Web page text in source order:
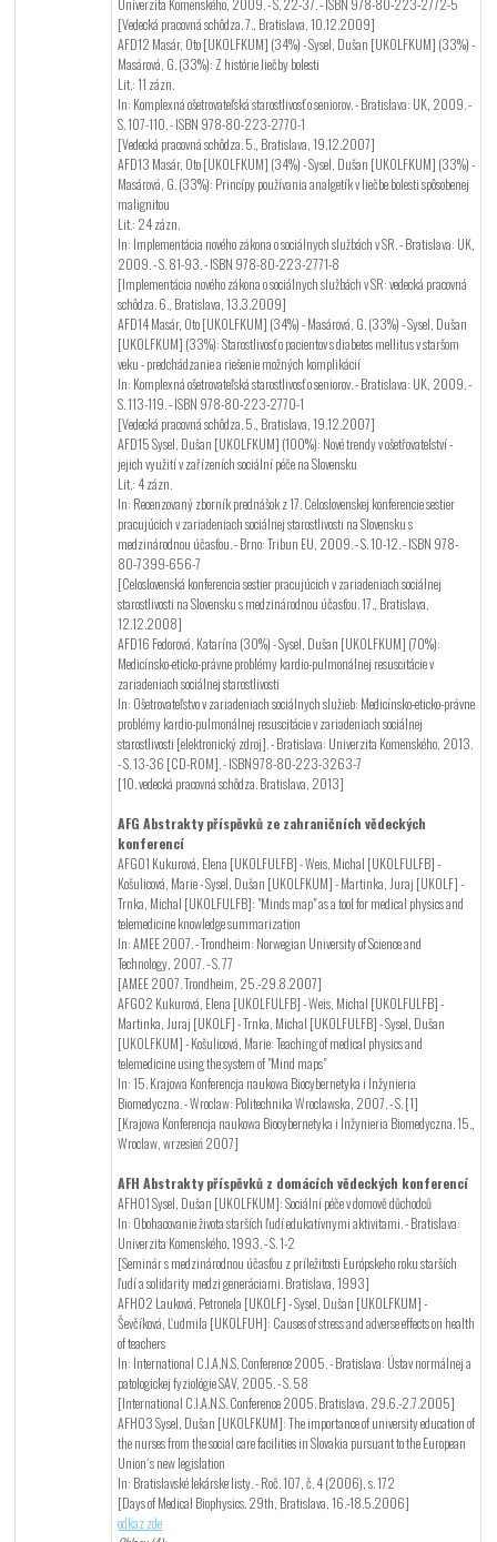
Univerzita Komenského, 2009. - S. 22-37. - ISBN 978-80-223-2772-5
[Vedecká pracovná schôdza. 7., Bratislava, 10.12.2009]
AFD12 Masár, Oto [UKOLFKUM] (34%) - Sysel, Dušan [UKOLFKUM] (33%) -
Masárová, G. (33%): Z histórie liečby bolesti
Lit.: 11 zázn.
In: Komplexná ošetrovateľská starostlivosť o seniorov. - Bratislava: UK, 2009. -
S. 107-110. - ISBN 978-80-223-2770-1
[Vedecká pracovná schôdza. 5., Bratislava, 19.12.2007]
AFD13 Masár, Oto [UKOLFKUM] (34%) - Sysel, Dušan [UKOLFKUM] (33%) -
Masárová, G. (33%): Princípy používania analgetík v liečbe bolesti spôsobenej
malignitou
Lit.: 24 zázn.
In: Implementácia nového zákona o sociálnych službách v SR. - Bratislava: UK,
2009. - S. 81-93. - ISBN 978-80-223-2771-8
[Implementácia nového zákona o sociálnych službách v SR: vedecká pracovná
schôdza. 6., Bratislava, 13.3.2009]
AFD14 Masár, Oto [UKOLFKUM] (34%) - Masárová, G. (33%) - Sysel, Dušan
[UKOLFKUM] (33%): Starostlivosť o pacientov s diabetes mellitus v staršom
veku - predchádzanie a riešenie možných komplikácií
In: Komplexná ošetrovateľská starostlivosť o seniorov. - Bratislava: UK, 2009. -
S. 113-119. - ISBN 978-80-223-2770-1
[Vedecká pracovná schôdza. 5., Bratislava, 19.12.2007]
AFD15 Sysel, Dušan [UKOLFKUM] (100%): Nové trendy v ošetřovatelství -
jejich využití v zařízeních sociální péče na Slovensku
Lit.: 4 zázn.
In: Recenzovaný zborník prednášok z 17. Celoslovenskej konferencie sestier
pracujúcich v zariadeniach sociálnej starostlivosti na Slovensku s
medzinárodnou účasťou. - Brno: Tribun EU, 2009. - S. 10-12. - ISBN 978-
80-7399-656-7
[Celoslovenská konferencia sestier pracujúcich v zariadeniach sociálnej
starostlivosti na Slovensku s medzinárodnou účasťou. 17., Bratislava,
12.12.2008]
AFD16 Fedorová, Katarína (30%) - Sysel, Dušan [UKOLFKUM] (70%):
Medicínsko-eticko-právne problémy kardio-pulmonálnej resuscitácie v
zariadeniach sociálnej starostlivosti
In: Ošetrovateľstvo v zariadeniach sociálnych služieb: Medicínsko-eticko-právne
problémy kardio-pulmonálnej resuscitácie v zariadeniach sociálnej
starostlivosti [elektronický zdroj]. - Bratislava: Univerzita Komenského, 2013.
- S. 13-36 [CD-ROM]. - ISBN978-80-223-3263-7
[10. vedecká pracovná schôdza. Bratislava, 2013]
AFG Abstrakty příspěvků ze zahraničních vědeckých
konferencí
AFG01 Kukurová, Elena [UKOLFULFB] - Weis, Michal [UKOLFULFB] -
Košulicová, Marie - Sysel, Dušan [UKOLFKUM] - Martinka, Juraj [UKOLF] -
Trnka, Michal [UKOLFULFB]: "Minds map" as a tool for medical physics and
telemedicine knowledge summarization
In: AMEE 2007. - Trondheim: Norwegian University of Science and
Technology, 2007. - S. 77
[AMEE 2007. Trondheim, 25.-29.8.2007]
AFG02 Kukurová, Elena [UKOLFULFB] - Weis, Michal [UKOLFULFB] -
Martinka, Juraj [UKOLF] - Trnka, Michal [UKOLFULFB] - Sysel, Dušan
[UKOLFKUM] - Košulicová, Marie: Teaching of medical physics and
telemedicine using the system of "Mind maps"
In: 15. Krajowa Konferencja naukowa Biocybernetyka i Inžynieria
Biomedyczna. - Wroclaw: Politechnika Wroclawska, 2007. - S. [1]
[Krajowa Konferencja naukowa Biocybernetyka i Inžynieria Biomedyczna. 15.,
Wroclaw, wrzesień 2007]
AFH Abstrakty příspěvků z domácích vědeckých konferencí
AFH01 Sysel, Dušan [UKOLFKUM]: Sociální péče v domově důchodců
In: Obohacovanie života starších ľudí edukatívnymi aktivitami. - Bratislava:
Univerzita Komenského, 1993. - S. 1-2
[Seminár s medzinárodnou účasťou z príležitosti Európskeho roku starších
ľudí a solidarity medzi generáciami. Bratislava, 1993]
AFH02 Lauková, Petronela [UKOLF] - Sysel, Dušan [UKOLFKUM] -
Ševčíková, Ľudmila [UKOLFUH]: Causes of stress and adverse effects on health
of teachers
In: International C.I.A.N.S. Conference 2005. - Bratislava: Ústav normálnej a
patologickej fyziológie SAV, 2005. - S. 58
[International C.I.A.N.S. Conference 2005. Bratislava, 29.6.-2.7.2005]
AFH03 Sysel, Dušan [UKOLFKUM]: The importance of university education of
the nurses from the social care facilities in Slovakia pursuant to the European
Union´s new legislation
In: Bratislavské lekárske listy. - Roč. 107, č. 4 (2006), s. 172
[Days of Medical Biophysics. 29th, Bratislava, 16.-18.5.2006]
odkaz zde